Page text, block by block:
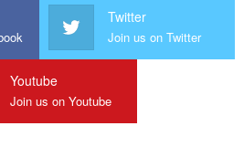
Twitter
Join us on Twitter
Youtube
Join us on Youtube